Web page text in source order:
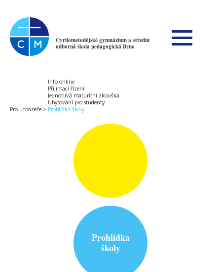
Cyrilometodějské gymnázium a střední
odborná škola pedagogická Brno
Pro uchazeče
Info online
Přijímací řízení
Jednotlivá maturitní zkouška
Ubytování pro studenty
Prohlídka školy
Prohlídka
školy